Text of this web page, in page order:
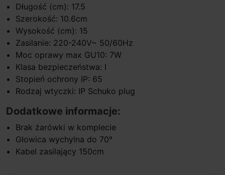
Długość (cm): 17.5
Szerokość: 10.6cm
Wysokość (cm): 15
Zasilanie: 220-240V~ 50/60Hz
Moc oprawy max GU10: 7W
Klasa bezpieczeństwa: I
Stopień ochrony IP: 65
Rodzaj wtyczki: IP Schuko plug
Dodatkowe informacje:
Brak żarówki w komplecie
Głowica wychylna do 70°
Kabel zasilający 150cm